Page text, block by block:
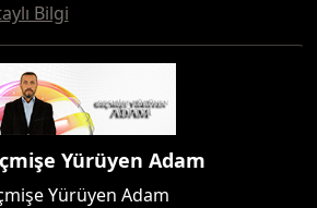
Bilgi
Yürüyen Adam
Yürüyen Adam